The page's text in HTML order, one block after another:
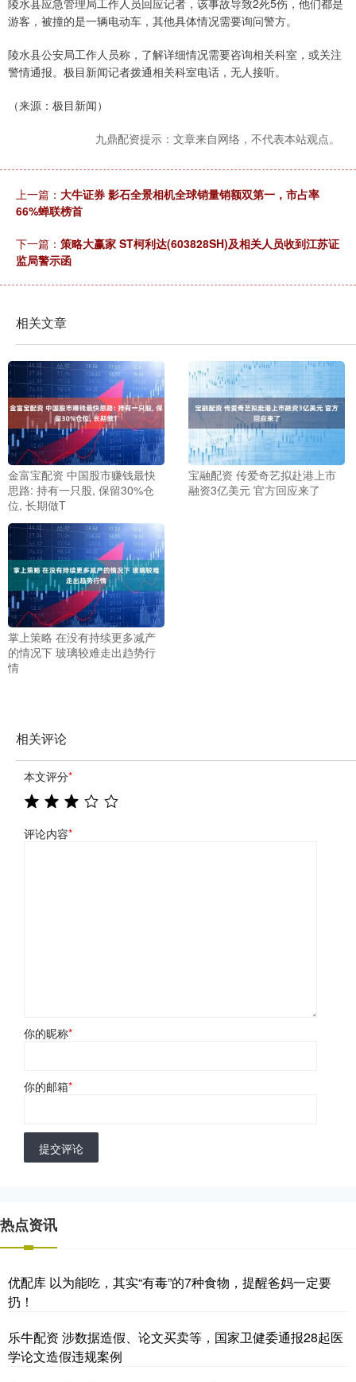
游客，被撞的是一辆电动车，其他具体情况需要询问警方。
陵水县公安局工作人员称，了解详细情况需要咨询相关科室，或关注
警情通报。极目新闻记者拨通相关科室电话，无人接听。
（来源：极目新闻）
九鼎配资提示：文章来自网络，不代表本站观点。
上一篇： 大牛证券 影石全景相机全球销量销额双第一，市占率
66%蝉联榜首
下一篇： 策略大赢家 ST柯利达(603828SH)及相关人员收到江苏证
监局警示函
相关文章
金富宝配资 中国股市赚钱最快
思路: 持有一只股, 保留30%仓
位, 长期做T
宝融配资 传爱奇艺拟赴港上市
融资3亿美元 官方回应来了
掌上策略 在没有持续更多减产
的情况下 玻璃较难走出趋势行
情
相关评论
本文评分*
评论内容*
你的昵称*
你的邮箱*
提交评论
热点资讯
优配库 以为能吃，其实“有毒”的7种食物，提醒爸妈一定要
扔！
乐牛配资 涉数据造假、论文买卖等，国家卫健委通报28起医
学论文造假违规案例